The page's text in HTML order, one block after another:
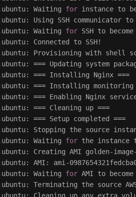
Waiting for
Waiting for
Provisioning with
=== Updating system
=== Installing Nginx ===
=== Installing
=== Enabling Nginx
=== Cleaning up ===
=== Setup completed ===
Stopping the source
Waiting for
Creating AMI golden-
Waiting for
Terminating the source